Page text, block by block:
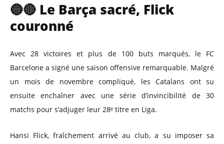
🔵🔴 Le Barça sacré, Flick
couronné
Avec 28 victoires et plus de 100 buts marqués, le FC
Barcelone a signé une saison offensive remarquable. Malgré
un mois de novembre compliqué, les Catalans ont su
ensuite enchaîner avec une série d’invincibilité de 30
matchs pour s’adjuger leur 28ᵉ titre en Liga.
Hansi Flick, fraîchement arrivé au club, a su imposer sa